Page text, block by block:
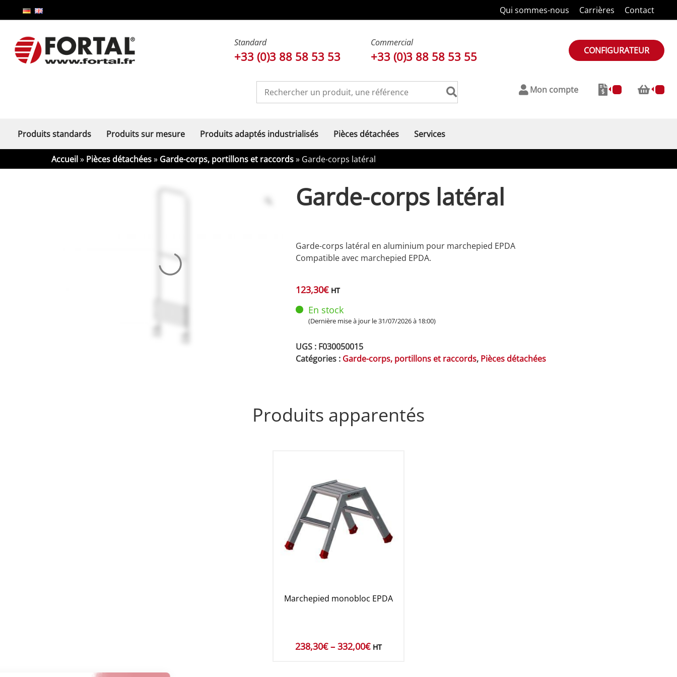
Qui sommes-nous Carrières Contact
Standard
+33 (0)3 88 58 53 53
Commercial
+33 (0)3 88 58 53 55 CONFIGURATEUR
Mon compte
Produits standards Produits sur mesure Produits adaptés industrialisés Pièces détachées Services
Accueil» Pièces détachées» Garde-corps, portillons et raccords» Garde-corps latéral
Garde-corps latéral
Garde-corps latéral en aluminium pour marchepied EPDA
Compatible avec marchepied EPDA.
123,30€ HT
En stock
(Dernière mise à jour le 31/07/2026 à 18:00)
UGS : F030050015
Catégories : Garde-corps, portillons et raccords, Pièces détachées
Produits apparentés
Marchepied monobloc EPDA
238,30€– 332,00€ HT